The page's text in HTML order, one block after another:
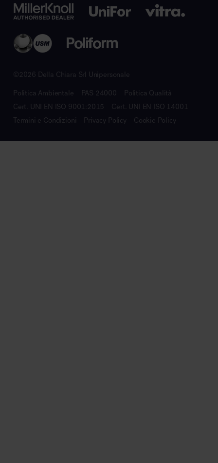
©2026 Della Chiara Srl Unipersonale
Politica Ambientale PAS 24000
Politica Qualità
Cert. UNI EN ISO 9001:2015
Cert. UNI EN ISO 14001
Termini e Condizioni
Privacy Policy Cookie Policy